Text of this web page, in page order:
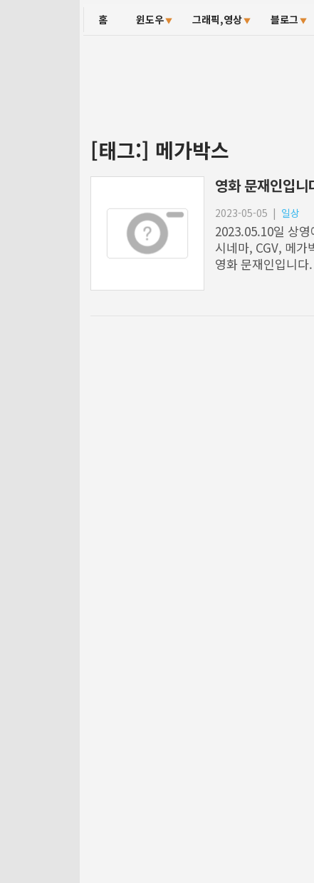
홈 윈도우 그래픽,영상 블로그
[태그:] 메가박스
영화 문재인입
2위
2023-05-05 | 일상
2023.05.10일 상
시네마, CGV, 메
영화 문재인입니